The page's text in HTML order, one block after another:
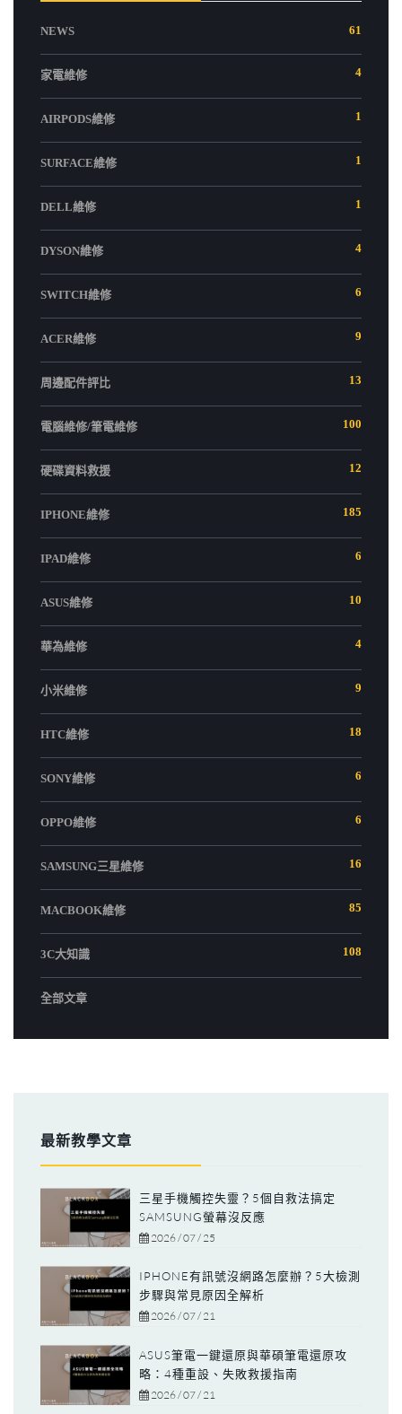
NEWS 61
家電維修 4
AIRPODS維修 1
SURFACE維修 1
DELL維修 1
DYSON維修 4
SWITCH維修 6
ACER維修 9
周邊配件評比 13
電腦維修/筆電維修 100
硬碟資料救援 12
IPHONE維修 185
IPAD維修 6
ASUS維修 10
華為維修 4
小米維修 9
HTC維修 18
SONY維修 6
OPPO維修 6
SAMSUNG三星維修 16
MACBOOK維修 85
3C大知識 108
全部文章
最新教學文章
三星手機觸控失靈？5個自救法搞定
SAMSUNG螢幕沒反應
2026 / 07 / 25
IPHONE有訊號沒網路怎麼辦？5大檢測
步驟與常見原因全解析
2026 / 07 / 21
ASUS筆電一鍵還原與華碩筆電還原攻
略：4種重設、失敗救援指南
2026 / 07 / 21